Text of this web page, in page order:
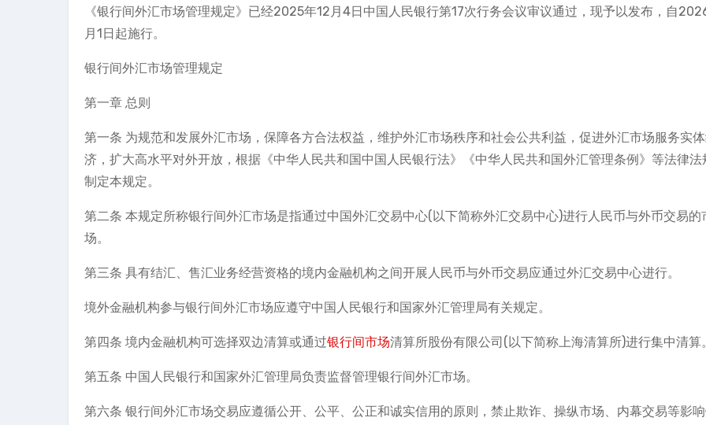
《银行间外汇市场管理规定》已经2025年12月4日中国人民银行第17次行务会议审议通过，现予以发布，自
月1日起施行。
银行间外汇市场管理规定
第一章 总则
第一条 为规范和发展外汇市场，保障各方合法权益，维护外汇市场秩序和社会公共利益，促进外汇市场服务实
济，扩大高水平对外开放，根据《中华人民共和国中国人民银行法》《中华人民共和国外汇管理条例》等法律法
制定本规定。
第二条 本规定所称银行间外汇市场是指通过中国外汇交易中心(以下简称外汇交易中心)进行人民币与外币交易的
场。
第三条 具有结汇、售汇业务经营资格的境内金融机构之间开展人民币与外币交易应通过外汇交易中心进行。
境外金融机构参与银行间外汇市场应遵守中国人民银行和国家外汇管理局有关规定。
第四条 境内金融机构可选择双边清算或通过银行间市场清算所股份有限公司(以下简称上海清算所)进行集中清算。
第五条 中国人民银行和国家外汇管理局负责监督管理银行间外汇市场。
第六条 银行间外汇市场交易应遵循公开、公平、公正和诚实信用的原则，禁止欺诈、操纵市场、内幕交易等影